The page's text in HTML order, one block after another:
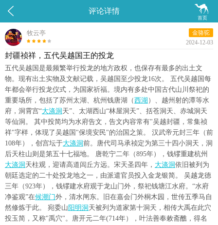
 
首页
评论详情
牧云亭
金骆驼
2024-12-03
封疆祯祥，五代吴越国王的投龙
五代吴越国是最频繁举行投龙的地方政权，也保存有最多的出土文
物。现有出土实物及文献记载，吴越国至少投龙16次。 五代吴越国每
年都会举行投龙仪式，为国家祈福。境内有多处中国古代山川祭祀的
重要场所，包括了苏州太湖、杭州钱唐湖（西湖 ）、越州射的潭等水
府，洞霄宫“大涤洞 天”、太湖西山“林屋洞天”、括苍洞天、赤城洞天
等仙洞。 其中投简均为水府告文，告文内容常有"吴越封疆，常集祯
祥"字样，体现了吴越国"保境安民"的治国之策。 汉武帝元封三年（前
108年），创宫坛于大涤洞前。唐代司马承祯定为第三十四小洞天，洞
后天柱山则是第五十七福地。 唐乾宁二年（895年），钱镠重建杭州
大涤洞 天柱观，迎请高道闾丘方远。宋天圣四年， 大涤洞依旧被列为
朝廷选定的二十处投龙地之一，由派遣官员投入金龙银简。 吴越龙德
三年（923年），钱镠建水府观于龙山门外，祭祀钱塘江水府。“水府
净鉴观”在候潮门外，清水闸东。旧在嘉会门外桐木园，世传五季马自
然修炼于此。 宛委山 阳明洞 天被列为道家第十洞天，相传大禹在此穴
投玉简，又称"禹穴"。唐开元二年(714年），叶法善奉敕斋醮，得名